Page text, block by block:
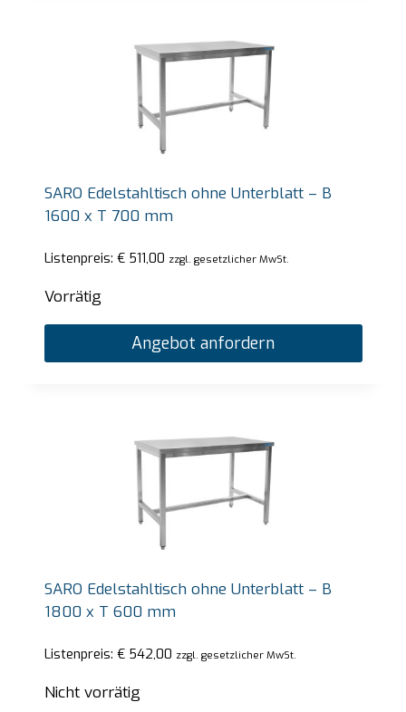
SARO Edelstahltisch ohne Unterblatt – B
1600 x T 700 mm
Listenpreis: €511,00 zzgl. gesetzlicher MwSt.
Vorrätig
Angebot anfordern
SARO Edelstahltisch ohne Unterblatt – B
1800 x T 600 mm
Listenpreis: €542,00 zzgl. gesetzlicher MwSt.
Nicht vorrätig